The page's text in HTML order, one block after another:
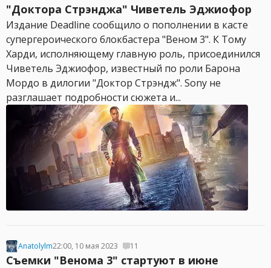
"Доктора Стрэнджа" Чиветель Эджиофор
Издание Deadline сообщило о пополнении в касте
супергероического блокбастера "Веном 3". К Тому
Харди, исполняющему главную роль, присоединился
Чиветель Эджиофор, известный по роли Барона
Мордо в дилогии "Доктор Стрэндж". Sony не
разглашает подробности сюжета и...
Anatolylm22:00, 10 мая 2023 11
Съемки "Венома 3" стартуют в июне